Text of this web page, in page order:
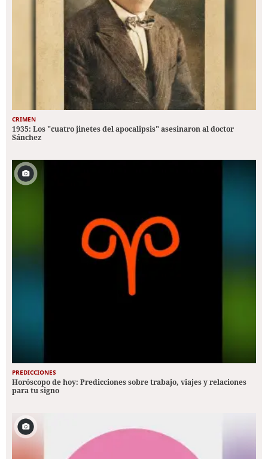
CRIMEN
1935: Los "cuatro jinetes del apocalipsis" asesinaron al doctor
Sánchez
PREDICCIONES
Horóscopo de hoy: Predicciones sobre trabajo, viajes y relaciones
para tu signo